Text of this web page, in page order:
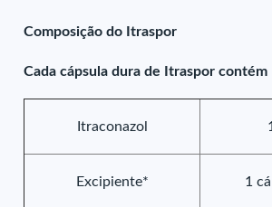
Composição do Itraspor
Cada cápsula dura de Itraspor contém
Itraconazol
Excipiente* 1